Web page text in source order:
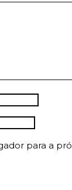
para a